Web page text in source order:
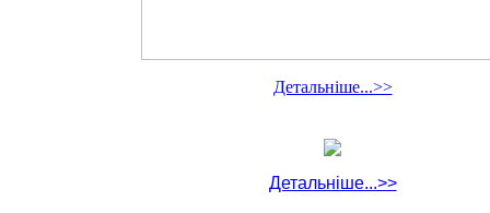
Детальніше...>>
Детальніше...>>